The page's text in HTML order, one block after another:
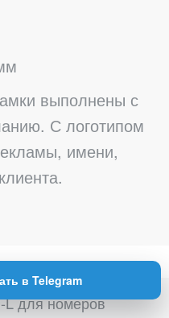
в Telegram
выполнены с
С логотипом
имени,